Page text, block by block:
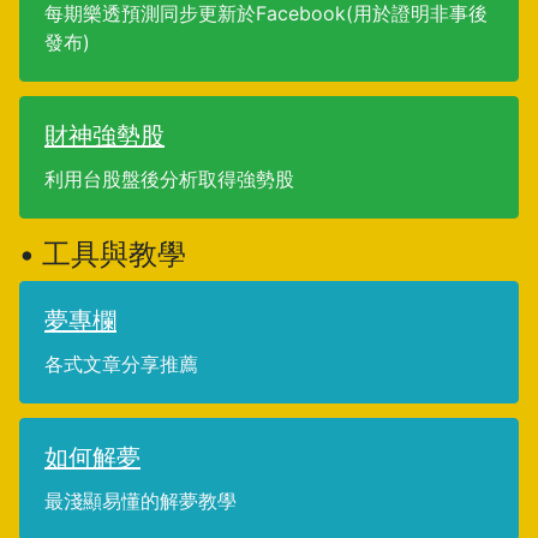
每期樂透預測同步更新於Facebook(用於證明非事後
發布)
財神強勢股
利用台股盤後分析取得強勢股
• 工具與教學
夢專欄
各式文章分享推薦
如何解夢
最淺顯易懂的解夢教學